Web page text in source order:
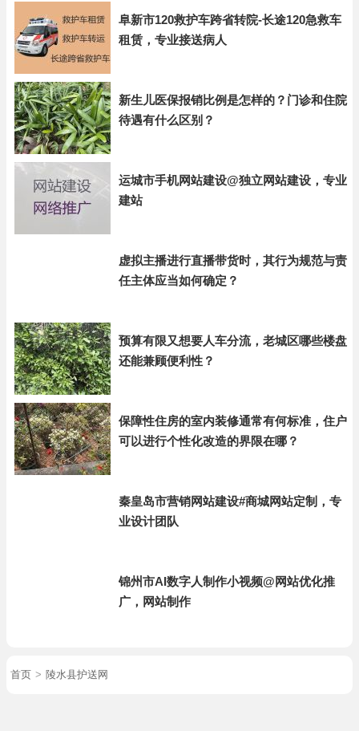
阜新市120救护车跨省转院-长途120急救车
租赁，专业接送病人
新生儿医保报销比例是怎样的？门诊和住院
待遇有什么区别？
运城市手机网站建设@独立网站建设，专业
建站
虚拟主播进行直播带货时，其行为规范与责
任主体应当如何确定？
预算有限又想要人车分流，老城区哪些楼盘
还能兼顾便利性？
保障性住房的室内装修通常有何标准，住户
可以进行个性化改造的界限在哪？
秦皇岛市营销网站建设#商城网站定制，专
业设计团队
锦州市AI数字人制作小视频@网站优化推
广，网站制作
首页 > 陵水县护送网